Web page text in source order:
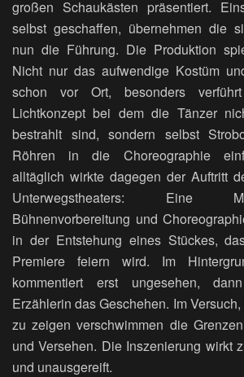
großen Schaukästen präsentiert.
selbst geschaffen, übernehmen die
nun die Führung. Die Produktion
Nicht nur das aufwendige Kostüm
schon vor Ort, besonders
Lichtkonzept bei dem die Tänzer
bestrahlt sind, sondern selbst
Röhren in die Choreographie
alltäglich wirkte dagegen der Auftritt
Unterwegstheaters: Eine
Bühnenvorbereitung und
in der Entstehung eines Stückes,
Premiere feiern wird. Im
kommentiert erst ungesehen,
Erzählerin das Geschehen. Im
zu zeigen verschwimmen die
und Versehen. Die Inszenierung wirkt
und unausgereift.